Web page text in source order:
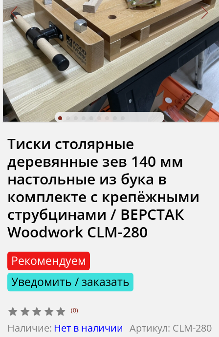
(0)
Артикул: CLM-280
Наличие: Нет в наличии
Рекомендуем
Уведомить / заказать
Тиски столярные
деревянные зев 140 мм
настольные из бука в
комплекте с крепёжными
струбцинами / ВЕРСТАК
Woodwork CLM-280